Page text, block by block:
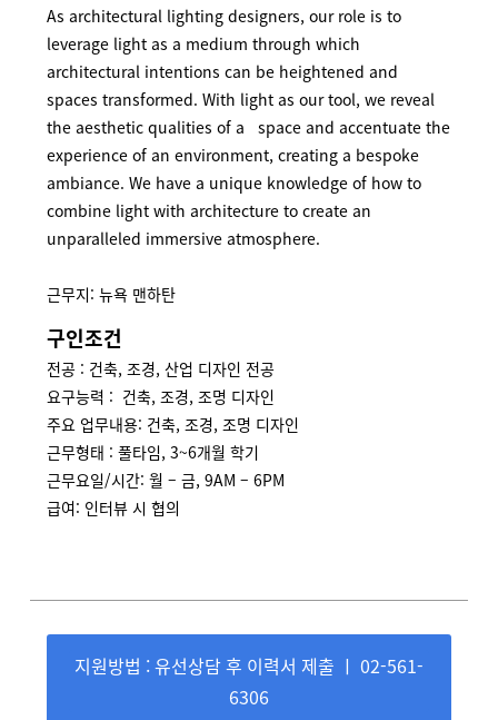
As architectural lighting designers, our role is to
leverage light as a medium through which
architectural intentions can be heightened and
spaces transformed. With light as our tool, we reveal
the aesthetic qualities of a space and accentuate the
experience of an environment, creating a bespoke
ambiance. We have a unique knowledge of how to
combine light with architecture to create an
unparalleled immersive atmosphere.
근무지: 뉴욕 맨하탄
구인조건
전공 : 건축, 조경, 산업 디자인 전공
요구능력 : 건축, 조경, 조명 디자인
주요 업무내용: 건축, 조경, 조명 디자인
근무형태 : 풀타임, 3~6개월 학기
근무요일/시간: 월 – 금, 9AM – 6PM
급여: 인터뷰 시 협의
지원방법 : 유선상담 후 이력서 제출 ㅣ 02-561-
6306